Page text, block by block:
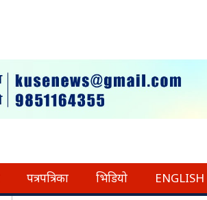
पत्रपत्रिका भिडियो ENGLISH